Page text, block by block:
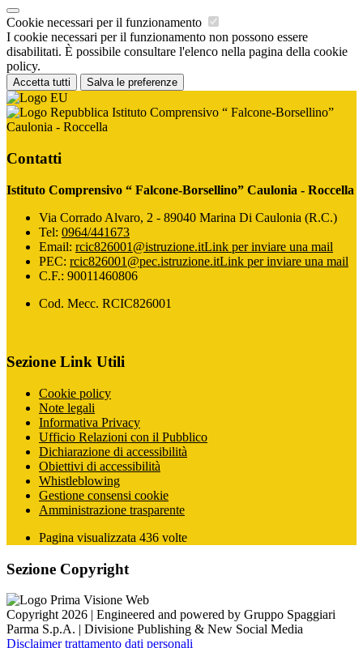
Cookie necessari per il funzionamento
I cookie necessari per il funzionamento non possono essere
disabilitati. È possibile consultare l'elenco nella pagina della cookie
policy.
Accetta tutti Salva le preferenze
Istituto Comprensivo “ Falcone-Borsellino”
Caulonia - Roccella
Contatti
Istituto Comprensivo “ Falcone-Borsellino” Caulonia - Roccella
Via Corrado Alvaro, 2 - 89040 Marina Di Caulonia (R.C.)
Tel: 0964/441673
Email: rcic826001@istruzione.itLink per inviare una mail
PEC: rcic826001@pec.istruzione.itLink per inviare una mail
C.F.: 90011460806
Cod. Mecc. RCIC826001
Sezione Link Utili
Cookie policy
Note legali
Informativa Privacy
Ufficio Relazioni con il Pubblico
Dichiarazione di accessibilità
Obiettivi di accessibilità
Whistleblowing
Gestione consensi cookie
Amministrazione trasparente
Pagina visualizzata 436 volte
Sezione Copyright
Copyright 2026 | Engineered and powered by Gruppo Spaggiari
Parma S.p.A. | Divisione Publishing & New Social Media
Disclaimer trattamento dati personali